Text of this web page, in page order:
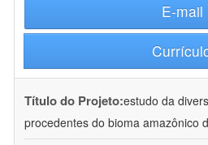
E-mail
Título do Projeto:estudo da
procedentes do bioma amazônico